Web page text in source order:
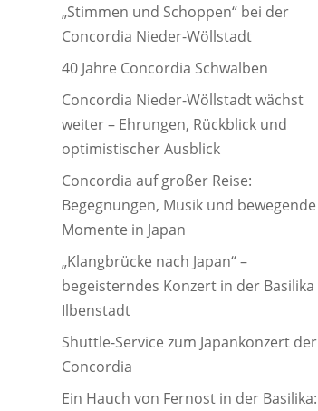
„Stimmen und Schoppen“ bei der
Concordia Nieder-Wöllstadt
40 Jahre Concordia Schwalben
Concordia Nieder-Wöllstadt wächst
weiter – Ehrungen, Rückblick und
optimistischer Ausblick
Concordia auf großer Reise:
Begegnungen, Musik und bewegende
Momente in Japan
„Klangbrücke nach Japan“ –
begeisterndes Konzert in der Basilika
Ilbenstadt
Shuttle-Service zum Japankonzert der
Concordia
Ein Hauch von Fernost in der Basilika: